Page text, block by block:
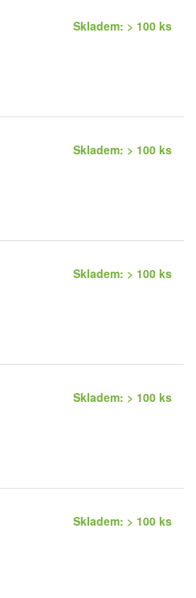
Skladem: > 100 ks
Skladem: > 100 ks
Skladem: > 100 ks
Skladem: > 100 ks
Skladem: > 100 ks